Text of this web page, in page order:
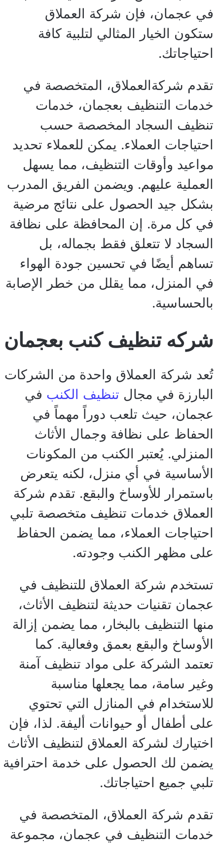
في عجمان، فإن شركة العملاق
ستكون الخيار المثالي لتلبية كافة
احتياجاتك.
تقدم شركةالعملاق، المتخصصة في
خدمات التنظيف بعجمان، خدمات
تنظيف السجاد المخصصة حسب
احتياجات العملاء. يمكن للعملاء تحديد
مواعيد وأوقات التنظيف، مما يسهل
العملية عليهم. ويضمن الفريق المدرب
بشكل جيد الحصول على نتائج مرضية
في كل مرة. إن المحافظة على نظافة
السجاد لا تتعلق فقط بجماله، بل
تساهم أيضًا في تحسين جودة الهواء
في المنزل، مما يقلل من خطر الإصابة
بالحساسية.
شركه تنظيف كنب بعجمان
تُعد شركة العملاق واحدة من الشركات
البارزة في مجال تنظيف الكنب في
عجمان، حيث تلعب دوراً مهماً في
الحفاظ على نظافة وجمال الأثاث
المنزلي. يُعتبر الكنب من المكونات
الأساسية في أي منزل، لكنه يتعرض
باستمرار للأوساخ والبقع. تقدم شركة
العملاق خدمات تنظيف متخصصة تلبي
احتياجات العملاء، مما يضمن الحفاظ
على مظهر الكنب وجودته.
تستخدم شركة العملاق للتنظيف في
عجمان تقنيات حديثة لتنظيف الأثاث،
منها التنظيف بالبخار، مما يضمن إزالة
الأوساخ والبقع بعمق وفعالية. كما
تعتمد الشركة على مواد تنظيف آمنة
وغير سامة، مما يجعلها مناسبة
للاستخدام في المنازل التي تحتوي
على أطفال أو حيوانات أليفة. لذا، فإن
اختيارك لشركة العملاق لتنظيف الأثاث
يضمن لك الحصول على خدمة احترافية
تلبي جميع احتياجاتك.
تقدم شركة العملاق، المتخصصة في
خدمات التنظيف في عجمان، مجموعة